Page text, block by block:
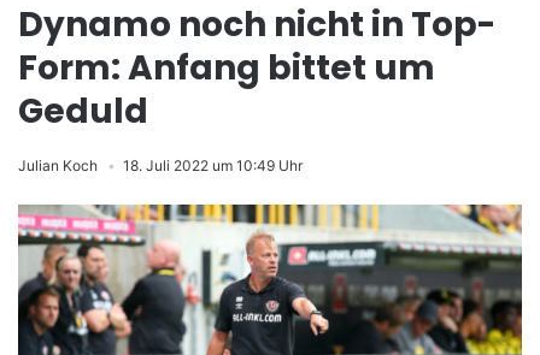
Dynamo noch nicht in Top-
Form: Anfang bittet um
Geduld
Julian Koch 18. Juli 2022 um 10:49 Uhr